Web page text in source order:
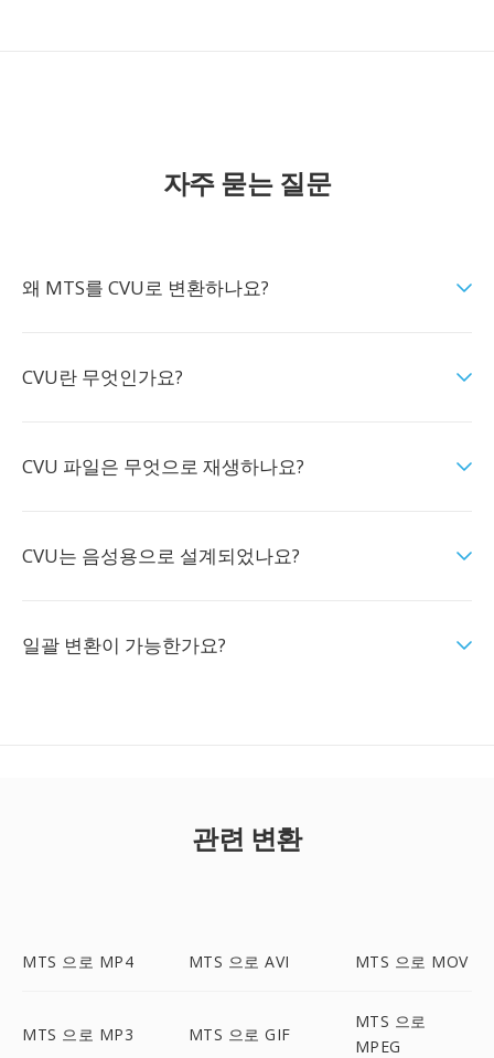
자주 묻는 질문
왜 MTS를 CVU로 변환하나요?
CVU란 무엇인가요?
CVU 파일은 무엇으로 재생하나요?
CVU는 음성용으로 설계되었나요?
일괄 변환이 가능한가요?
관련 변환
MTS 으로 MP4 MTS 으로 AVI MTS 으로 MOV
MTS 으로 MP3 MTS 으로 GIF
MTS 으로
MPEG